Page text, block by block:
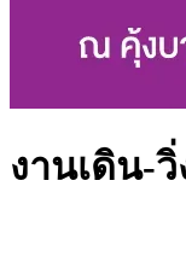
งานเดิน-วิ่